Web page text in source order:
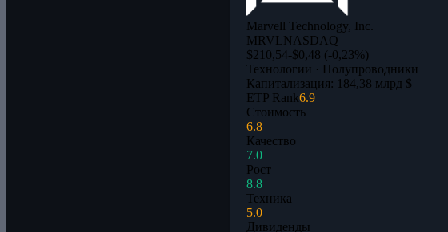
Marvell Technology, Inc.
MRVLNASDAQ
$210,54-$0,48 (-0,23%)
Технологии · Полупроводники
Капитализация: 184,38 млрд $
ETP Rank6.9
Стоимость
6.8
Качество
7.0
Рост
8.8
Техника
5.0
Дивиденды